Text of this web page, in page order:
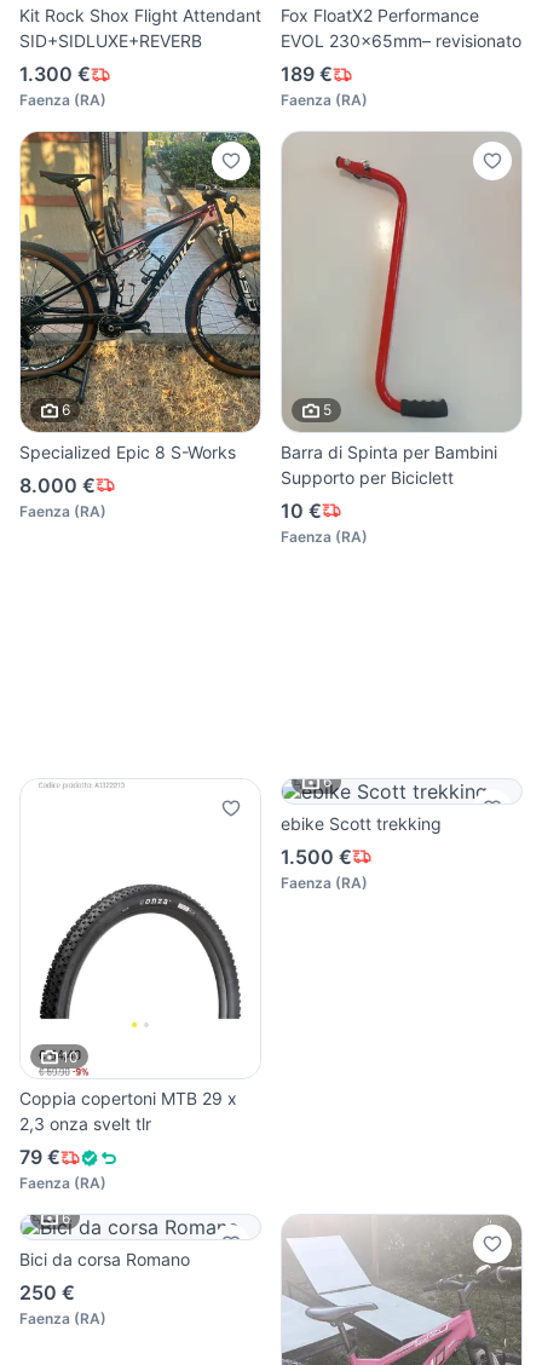
Kit Rock Shox Flight Attendant
SID+SIDLUXE+REVERB
1.300 €
Faenza (RA)
Fox FloatX2 Performance
EVOL 230x65mm– revisionato
189 €
Faenza (RA)
6
Specialized Epic 8 S-Works
8.000 €
Faenza (RA)
5
Barra di Spinta per Bambini
Supporto per Biciclett
10 €
Faenza (RA)
10
Coppia copertoni MTB 29 x
2,3 onza svelt tlr
79 €
Faenza (RA)
6
ebike Scott trekking
1.500 €
Faenza (RA)
6
Bici da corsa Romano
250 €
Faenza (RA)